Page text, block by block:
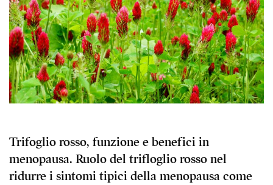
Trifoglio rosso, funzione e benefici in
menopausa. Ruolo del trifloglio rosso nel
ridurre i sintomi tipici della menopausa come